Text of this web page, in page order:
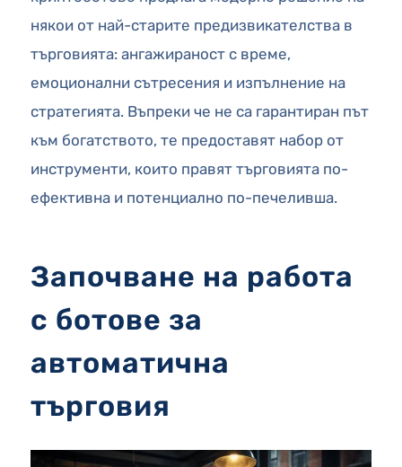
някои от най-старите предизвикателства в
търговията: ангажираност с време,
емоционални сътресения и изпълнение на
стратегията. Въпреки че не са гарантиран път
към богатството, те предоставят набор от
инструменти, които правят търговията по-
ефективна и потенциално по-печеливша.
Започване на работа
с ботове за
автоматична
търговия